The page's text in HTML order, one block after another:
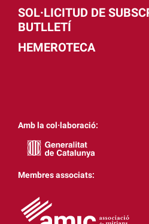
SOL·LICITUD DE
BUTLLETÍ
HEMEROTECA
Amb la col·laboració:
Membres associats: